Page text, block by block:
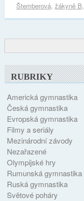
Štemberová, žákyně B,
RUBRIKY
Americká gymnastika
Česká gymnastika
Evropská gymnastika
Filmy a seriály
Mezinárodní závody
Nezařazené
Olympijské hry
Rumunská gymnastika
Ruská gymnastika
Světové poháry